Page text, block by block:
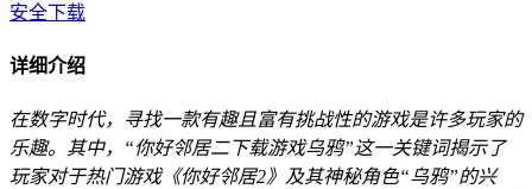
安全下载
详细介绍
在数字时代，寻找一款有趣且富有挑战性的游戏是许多玩家的
乐趣。其中，“你好邻居二下载游戏乌鸦”这一关键词揭示了
玩家对于热门游戏《你好邻居2》及其神秘角色“乌鸦”的兴